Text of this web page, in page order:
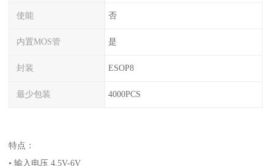
使能 否
内置MOS管 是
封装 ESOP8
最少包装 4000PCS
特点：
• 输入电压 4.5V-6V